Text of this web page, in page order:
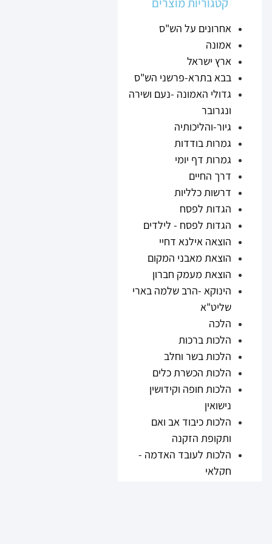
אחרונים על הש"ס
אמונה
ארץ ישראל
בבא בתרא-פרשני הש"ס
גדולי האמונה -נעם ושירה
ונגרובר
גיור-והליכותיה
גמרות בודדות
גמרות דף יומי
דרך החיים
דרשות כלליות
הגדות לפסח
הגדות לפסח - לילדים
הוצאה אילנא דחיי
הוצאת מאבני המקום
הוצאת מעמק חברון
הינוקא -הרב שלמה בארי
שליט"א
הלכה
הלכות ברכות
הלכות בשר וחלב
הלכות הכשרת כלים
הלכות חופה וקידושין
נישואין
הלכות כיבוד אב ואם
ותקופת הזקנה
הלכות לעובד האדמה -
חקלאי